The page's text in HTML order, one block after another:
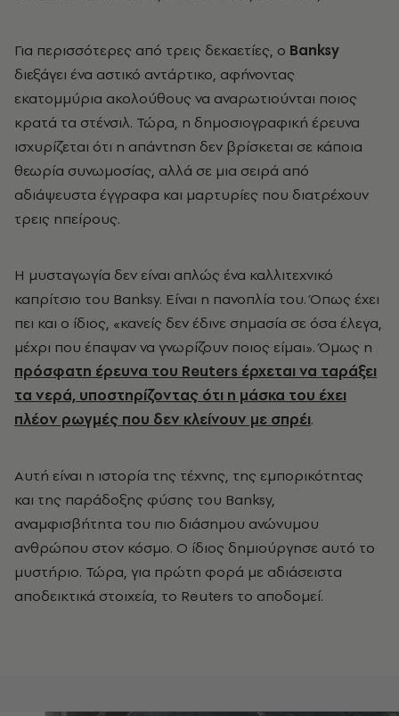
Για περισσότερες από τρεις δεκαετίες, ο Banksy
διεξάγει ένα αστικό αντάρτικο, αφήνοντας
εκατομμύρια ακολούθους να αναρωτιούνται ποιος
κρατά τα στένσιλ. Τώρα, η δημοσιογραφική έρευνα
ισχυρίζεται ότι η απάντηση δεν βρίσκεται σε κάποια
θεωρία συνωμοσίας, αλλά σε μια σειρά από
αδιάψευστα έγγραφα και μαρτυρίες που διατρέχουν
τρεις ηπείρους.
Η μυσταγωγία δεν είναι απλώς ένα καλλιτεχνικό
καπρίτσιο του Banksy. Είναι η πανοπλία του. Όπως έχει
πει και ο ίδιος, «κανείς δεν έδινε σημασία σε όσα έλεγα,
μέχρι που έπαψαν να γνωρίζουν ποιος είμαι». Όμως η
πρόσφατη έρευνα του Reuters έρχεται να ταράξει
τα νερά, υποστηρίζοντας ότι η μάσκα του έχει
πλέον ρωγμές που δεν κλείνουν με σπρέι.
Αυτή είναι η ιστορία της τέχνης, της εμπορικότητας
και της παράδοξης φύσης του Banksy,
αναμφισβήτητα του πιο διάσημου ανώνυμου
ανθρώπου στον κόσμο. Ο ίδιος δημιούργησε αυτό το
μυστήριο. Τώρα, για πρώτη φορά με αδιάσειστα
αποδεικτικά στοιχεία, το Reuters το αποδομεί.